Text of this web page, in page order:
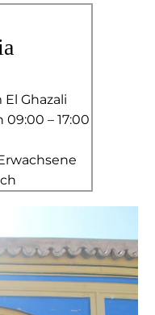
Ghazali
– 17:00